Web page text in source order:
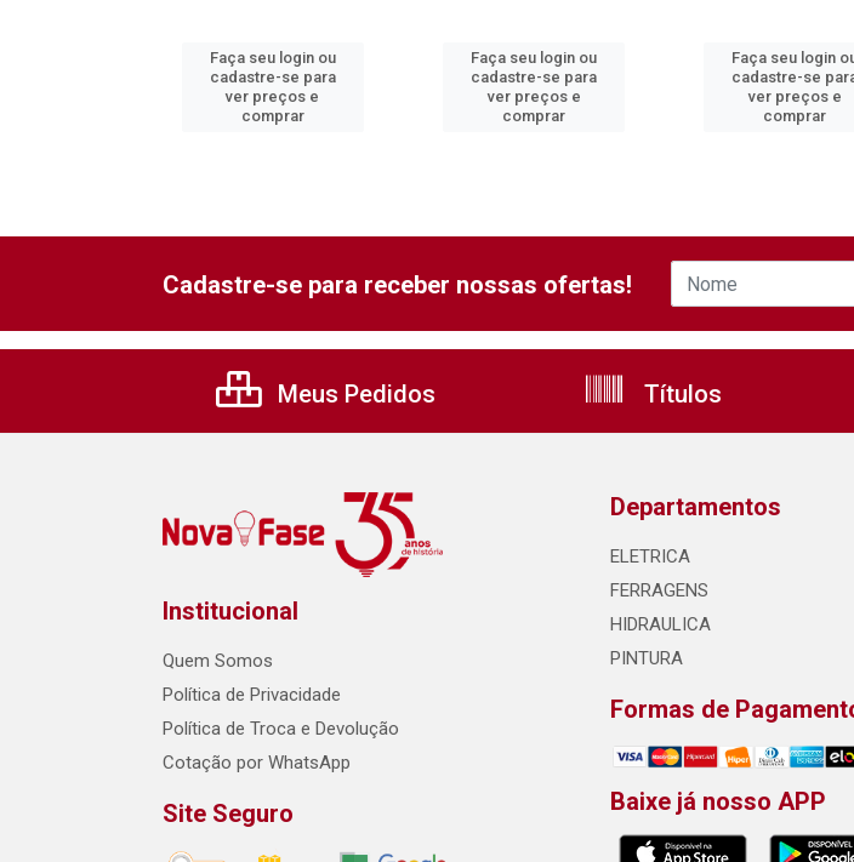
Faça seu login ou
cadastre-se para
ver preços e
comprar
Faça seu login ou
cadastre-se para
ver preços e
comprar
Faça seu login
cadastre-se
ver preços e
comprar
Cadastre-se para receber nossas ofertas!
Meus Pedidos Títulos
Institucional
Quem Somos
Política de Privacidade
Política de Troca e Devolução
Cotação por WhatsApp
Site Seguro
Departamentos
ELETRICA
FERRAGENS
HIDRAULICA
PINTURA
Formas de
Baixe já nosso APP